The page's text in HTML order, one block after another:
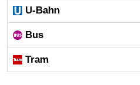
U-Bahn
Bus
Tram